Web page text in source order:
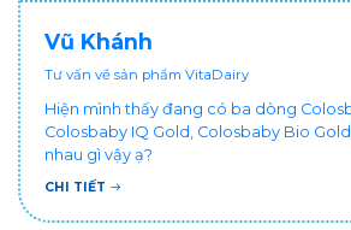
Vũ Khánh
Tư vấn về sản phẩm VitaDairy
Hiện mình thấy đang có ba dòng
Colosbaby IQ Gold, Colosbaby Bio
nhau gì vậy ạ?
CHI TIẾT